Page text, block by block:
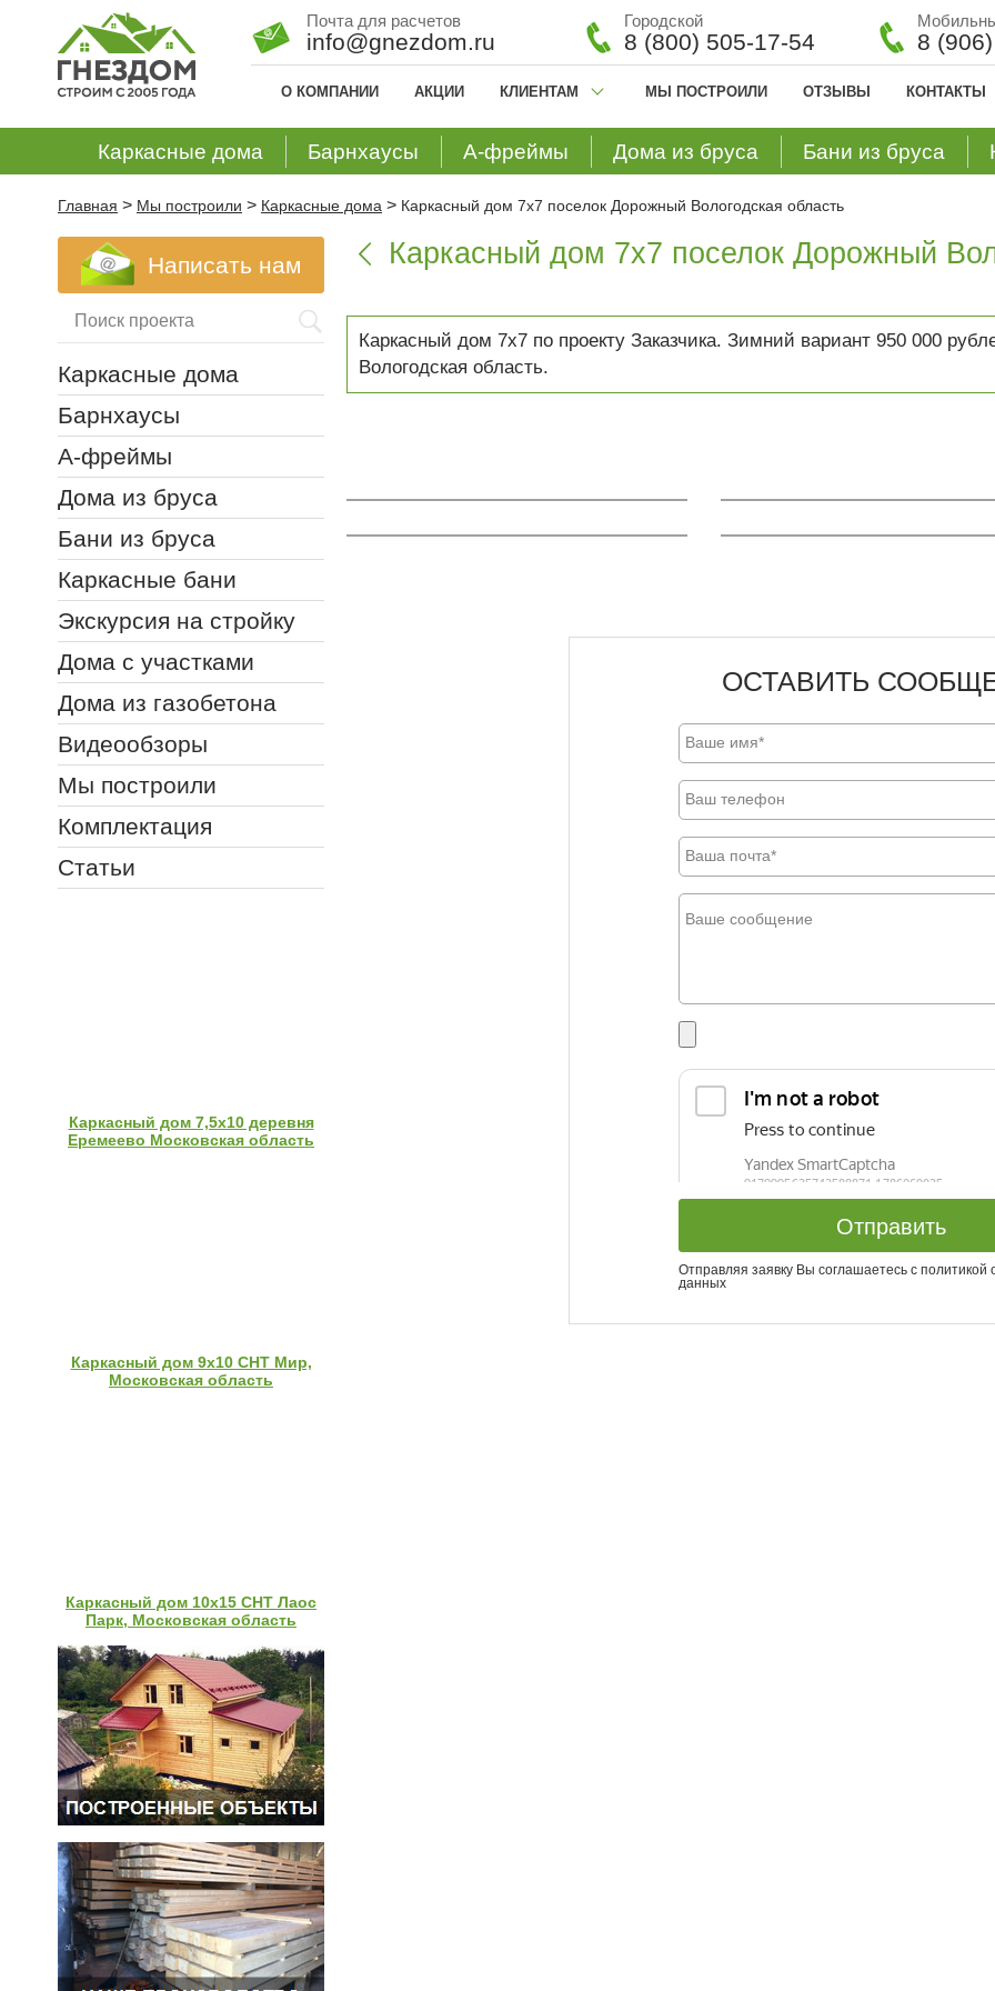
Почта для расчетов
info@gnezdom.ru
Городской
8 (800) 505-17-54 8
О КОМПАНИИ АКЦИИ КЛИЕНТАМ МЫ ПОСТРОИЛИ ОТЗЫВЫ КОНТАКТЫ
Каркасные дома Барнхаусы А-фреймы Дома из бруса Бани из бруса
Главная > Мы построили > Каркасные дома > Каркасный дом 7х7 поселок Дорожный Вологодская область
 Каркасный дом 7х7 поселок Дорожный
Каркасный дом 7х7 по проекту Заказчика. Зимний вариант 950 000
Вологодская область.
ОСТАВИТЬ
Отправить
Отправляя заявку Вы соглашаетесь с политикой
данных
Написать нам
Каркасные дома
Барнхаусы
А-фреймы
Дома из бруса
Бани из бруса
Каркасные бани
Экскурсия на стройку
Дома с участками
Дома из газобетона
Видеообзоры
Мы построили
Комплектация
Статьи
Каркасный дом 7,5х10 деревня
Еремеево Московская область
Каркасный дом 9х10 СНТ Мир,
Московская область
Каркасный дом 10х15 СНТ Лаос
Парк, Московская область